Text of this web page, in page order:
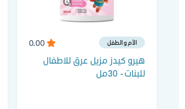
الأم و الطفل
هيرو كيدز مزيل عرق للاطفال
للبنات - 30مل